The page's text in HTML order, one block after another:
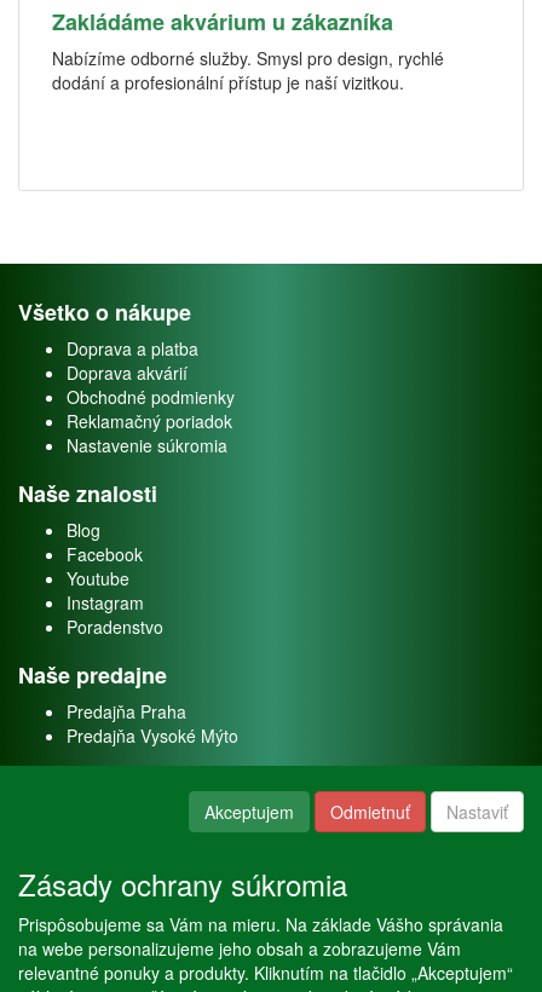
Zakládáme akvárium u zákazníka
Nabízíme odborné služby. Smysl pro design, rychlé
dodání a profesionální přístup je naší vizitkou.
Všetko o nákupe
Doprava a platba
Doprava akvárií
Obchodné podmienky
Reklamačný poriadok
Nastavenie súkromia
Naše znalosti
Blog
Facebook
Youtube
Instagram
Poradenstvo
Naše predajne
Predajňa Praha
Predajňa Vysoké Mýto
Naše služby
Servis
Predaj akváriových rýb
Predaj akváriových rastlín
Akceptujem Odmietnuť Nastaviť
Zásady ochrany súkromia
Prispôsobujeme sa Vám na mieru. Na základe Vášho správania
na webe personalizujeme jeho obsah a zobrazujeme Vám
relevantné ponuky a produkty. Kliknutím na tlačidlo „Akceptujem“